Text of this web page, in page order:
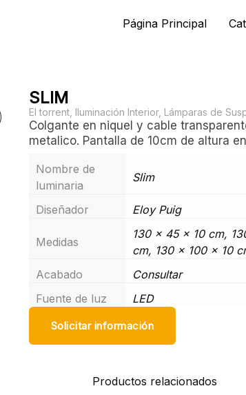
Página Principal
SLIM
El torrent, Iluminación Interior, Lámparas de
Colgante en niquel y cable
metalico. Pantalla de 10cm de altura
Nombre de
luminaria
Slim
Diseñador Eloy Puig
Medidas
130 x 45 x 10 cm,
cm, 130 x 100 x 10
Acabado
Consultar
Fuente de luz
LED
Solicitar información
Productos relacionados